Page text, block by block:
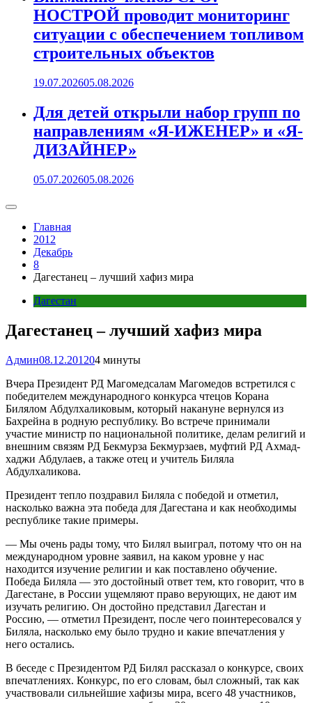
НОСТРОЙ проводит мониторинг
ситуации с обеспечением топливом
строительных объектов
19.07.202605.08.2026
Для детей открыли набор групп по
направлениям «Я-ИЖЕНЕР» и «Я-
ДИЗАЙНЕР»
05.07.202605.08.2026
Главная
2012
Декабрь
8
Дагестанец – лучший хафиз мира
Дагестан
Дагестанец – лучший хафиз мира
Админ08.12.201204 минуты
Вчера Президент РД Магомедсалам Магомедов встретился с
победителем международного конкурса чтецов Корана
Билялом Абдулхаликовым, который накануне вернулся из
Бахрейна в родную республику. Во встрече принимали
участие министр по национальной политике, делам религий и
внешним связям РД Бекмурза Бекмурзаев, муфтий РД Ахмад-
хаджи Абдулаев, а также отец и учитель Биляла
Абдулхаликова.
Президент тепло поздравил Биляла с победой и отметил,
насколько важна эта победа для Дагестана и как необходимы
республике такие примеры.
— Мы очень рады тому, что Билял выиграл, потому что он на
международном уровне заявил, на каком уровне у нас
находится изучение религии и как поставлено обучение.
Победа Биляла — это достойный ответ тем, кто говорит, что в
Дагестане, в России ущемляют право верующих, не дают им
изучать религию. Он достойно представил Дагестан и
Россию, — отметил Президент, после чего поинтересовался у
Биляла, насколько ему было трудно и какие впечатления у
него остались.
В беседе с Президентом РД Билял рассказал о конкурсе, своих
впечатлениях. Конкурс, по его словам, был сложный, так как
участвовали сильнейшие хафизы мира, всего 48 участников,